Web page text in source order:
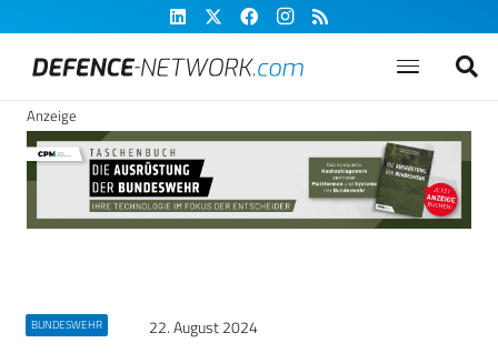
Anzeige
BUNDESWEHR 22. August 2024